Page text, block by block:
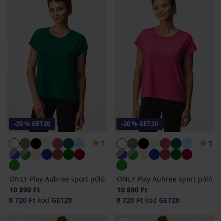
-20 % GET20
5
ONLY Play Aubree sport póló
10 890 Ft
8 720 Ft kód GET20
-20 % GET20
5
ONLY Play Aubree sport póló
10 890 Ft
8 720 Ft kód GET20